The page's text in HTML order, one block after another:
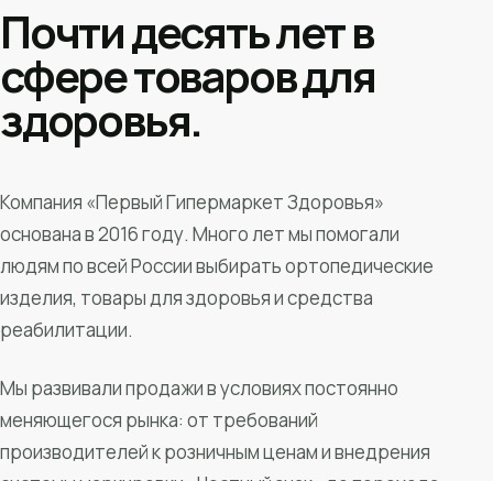
Почти десять лет в
сфере товаров для
здоровья.
Компания «Первый Гипермаркет Здоровья»
основана в 2016 году. Много лет мы помогали
людям по всей России выбирать ортопедические
изделия, товары для здоровья и средства
реабилитации.
Мы развивали продажи в условиях постоянно
меняющегося рынка: от требований
производителей к розничным ценам и внедрения